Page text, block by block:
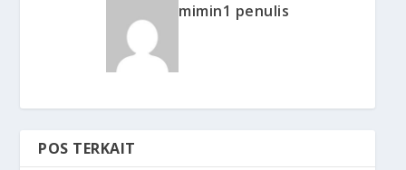
mimin1 penulis
POS TERKAIT